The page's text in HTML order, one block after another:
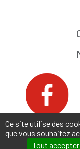
Ce site utilise des
que vous souhaitez
Tout accepter